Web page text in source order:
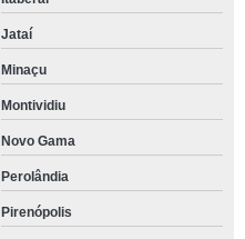
Jataí
Minaçu
Montividiu
Novo Gama
Perolândia
Pirenópolis